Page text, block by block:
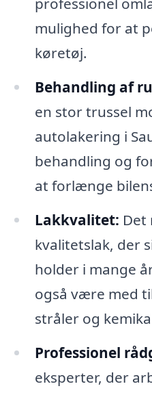
mulighed for at
køretøj.
Behandling af
en stor trussel
autolakering i
behandling og
at forlænge
Lakkvalitet: Det
kvalitetslak, der
holder i mange
også være med
stråler og
Professionel
eksperter, der